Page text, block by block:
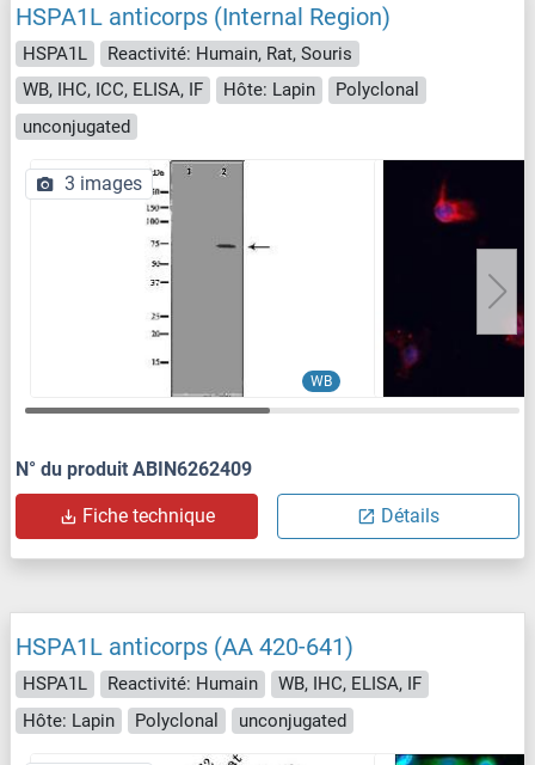
HSPA1L anticorps (Internal Region)
HSPA1L
Reactivité: Humain, Rat, Souris
WB, IHC, ICC, ELISA, IF
Hôte: Lapin
Polyclonal
unconjugated
WB
3 images
N° du produit ABIN6262409
Fiche technique Détails
HSPA1L anticorps (AA 420-641)
HSPA1L Reactivité: Humain
WB, IHC, ELISA, IF
Hôte: Lapin
Polyclonal unconjugated